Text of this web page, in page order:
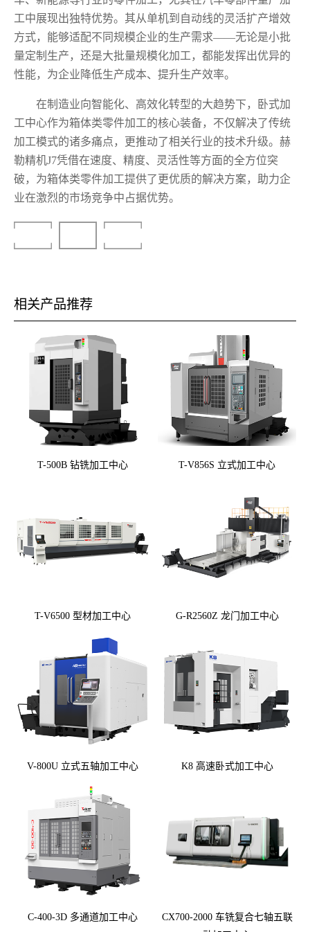
工中展现出独特优势。其从单机到自动线的灵活扩产增效
方式，能够适配不同规模企业的生产需求——无论是小批
量定制生产，还是大批量规模化加工，都能发挥出优异的
性能，为企业降低生产成本、提升生产效率。
在制造业向智能化、高效化转型的大趋势下，卧式加
工中心作为箱体类零件加工的核心装备，不仅解决了传统
加工模式的诸多痛点，更推动了相关行业的技术升级。赫
勒精机J7凭借在速度、精度、灵活性等方面的全方位突
破，为箱体类零件加工提供了更优质的解决方案，助力企
业在激烈的市场竞争中占据优势。
相关产品推荐
T-500B 钻铣加工中心 T-V856S 立式加工中心
T-V6500 型材加工中心 G-R2560Z 龙门加工中心
V-800U 立式五轴加工中心 K8 高速卧式加工中心
C-400-3D 多通道加工中心
CX700-2000 ⻋铣复合七轴五联